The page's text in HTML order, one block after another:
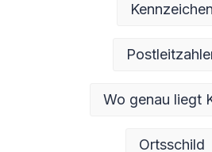
Kennzeichen
Wo genau liegt
Ortsschild